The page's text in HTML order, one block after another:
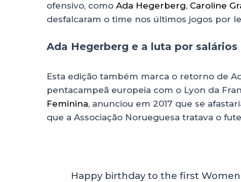
ofensivo, como Ada Hegerberg, Caroline
desfalcaram o time nos últimos jogos por
Ada Hegerberg e a luta por salários
Esta edição também marca o retorno de
pentacampeã europeia com o Lyon da
Feminina, anunciou em 2017 que se
que a Associação Norueguesa tratava o
Happy birthday to the first